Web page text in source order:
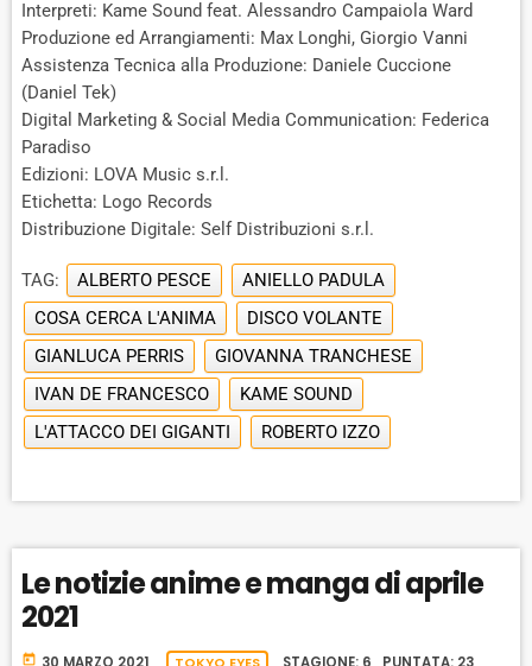
Interpreti: Kame Sound feat. Alessandro Campaiola Ward
Produzione ed Arrangiamenti: Max Longhi, Giorgio Vanni
Assistenza Tecnica alla Produzione: Daniele Cuccione
(Daniel Tek)
Digital Marketing & Social Media Communication: Federica
Paradiso
Edizioni: LOVA Music s.r.l.
Etichetta: Logo Records
Distribuzione Digitale: Self Distribuzioni s.r.l.
TAG: ALBERTO PESCE
ANIELLO PADULA
COSA CERCA L'ANIMA
DISCO VOLANTE
GIANLUCA PERRIS
GIOVANNA TRANCHESE
IVAN DE FRANCESCO
KAME SOUND
L'ATTACCO DEI GIGANTI
ROBERTO IZZO
Le notizie anime e manga di aprile
2021
today